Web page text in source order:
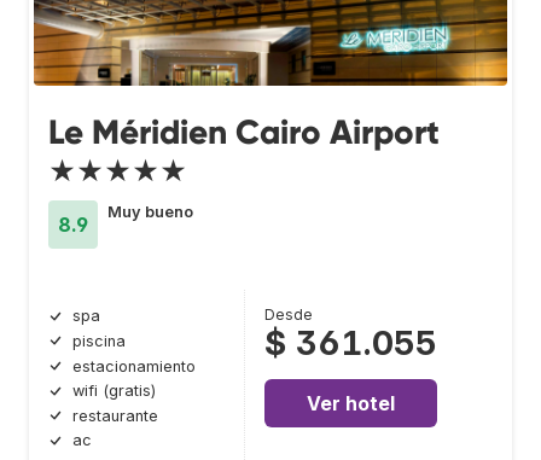
Le Méridien Cairo Airport
★★★★★
8.9
Muy bueno
spa
piscina
estacionamiento
wifi (gratis)
restaurante
ac
Desde
$ 361.055
Ver hotel